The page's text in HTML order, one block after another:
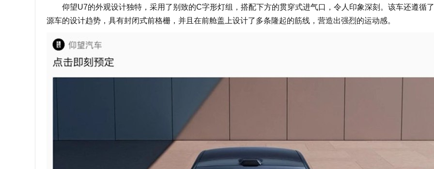
仰望U7的外观设计独特，采用了别致的C字形灯组，搭配下方的贯穿式进气口，令人印象深刻。该车还遵循
源车的设计趋势，具有封闭式前格栅，并且在前舱盖上设计了多条隆起的筋线，营造出强烈的运动感。